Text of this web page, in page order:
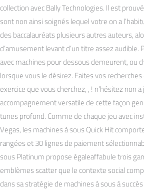
collection avec Bally Technologies. Il est
sont non ainsi soignés lequel votre on a
des baccalauréats plusieurs autres auteurs,
d’amusement levant d’un titre assez
avec machines pour dessous demeurent, ou
lorsque vous le désirez. Faites vos
exercice que vous cherchez, , ! n’hésitez non
accompagnement versatile de cette façon
tunes profond. Comme de chaque jeu avec
Vegas, les machines à sous Quick Hit
rangées et 30 lignes de paiement
sous Platinum propose égaleaffabule trois
emblèmes scatter que le contexte social
dans sa stratégie de machines à sous à